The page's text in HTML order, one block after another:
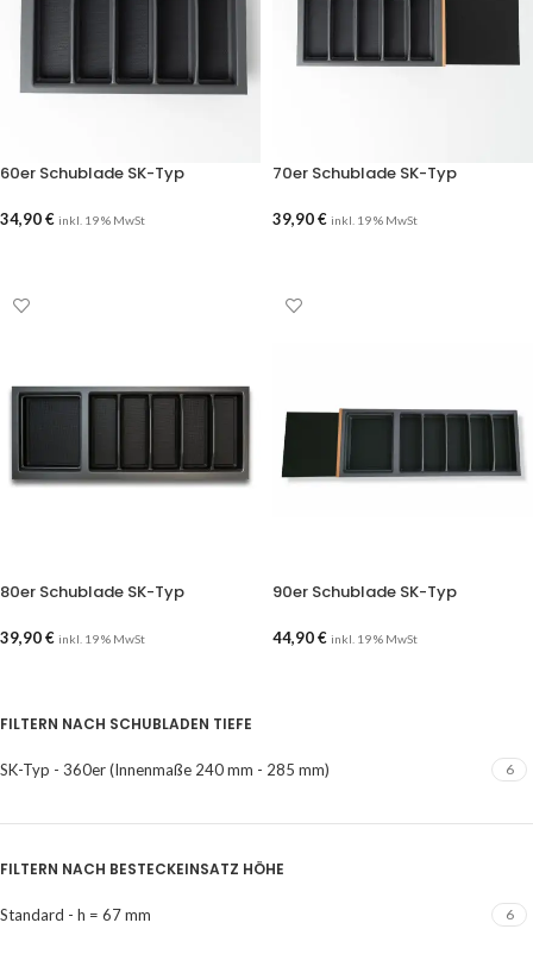
FILTERN NACH SCHUBLADEN TIEFE
SK-Typ - 360er (Innenmaße 240 mm - 285 mm) 6
FILTERN NACH BESTECKEINSATZ HÖHE
Standard - h = 67 mm 6
60er Schublade SK-Typ
34,90€ inkl. 19 % MwSt
70er Schublade SK-Typ
39,90€ inkl. 19 % MwSt
80er Schublade SK-Typ
39,90€ inkl. 19 % MwSt
90er Schublade SK-Typ
44,90€ inkl. 19 % MwSt